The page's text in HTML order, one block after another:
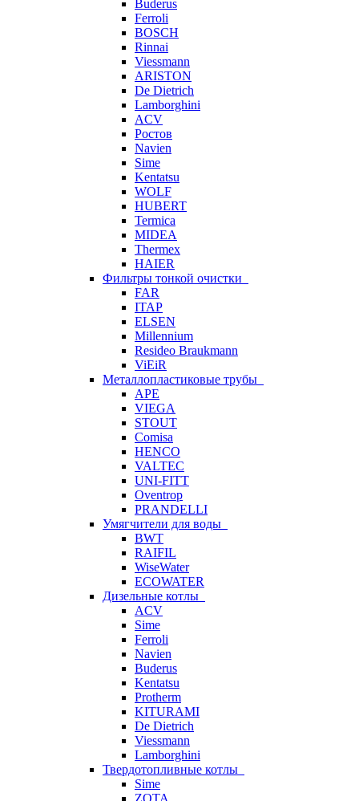
Buderus
Ferroli
BOSCH
Rinnai
Viessmann
ARISTON
De Dietrich
Lamborghini
ACV
Ростов
Navien
Sime
Kentatsu
WOLF
HUBERT
Termica
MIDEA
Thermex
HAIER
Фильтры тонкой очистки
FAR
ITAP
ELSEN
Millennium
Resideo Braukmann
ViEiR
Металлопластиковые трубы
APE
VIEGA
STOUT
Comisa
HENCO
VALTEC
UNI-FITT
Oventrop
PRANDELLI
Умягчители для воды
BWT
RAIFIL
WiseWater
ECOWATER
Дизельные котлы
ACV
Sime
Ferroli
Navien
Buderus
Kentatsu
Protherm
KITURAMI
De Dietrich
Viessmann
Lamborghini
Твердотопливные котлы
Sime
ZOTA